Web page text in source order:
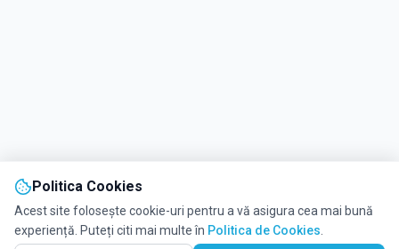
Politica Cookies
Acest site folosește cookie-uri pentru a vă asigura cea mai bună
experiență. Puteți citi mai multe în Politica de Cookies